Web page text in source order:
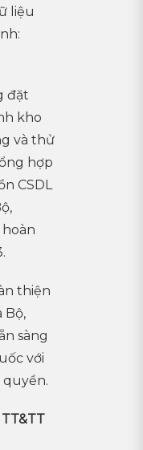
liệu
đặt
kho
và thử
hợp
CSDL
thiện
Bộ,
sàng
với
quyền.